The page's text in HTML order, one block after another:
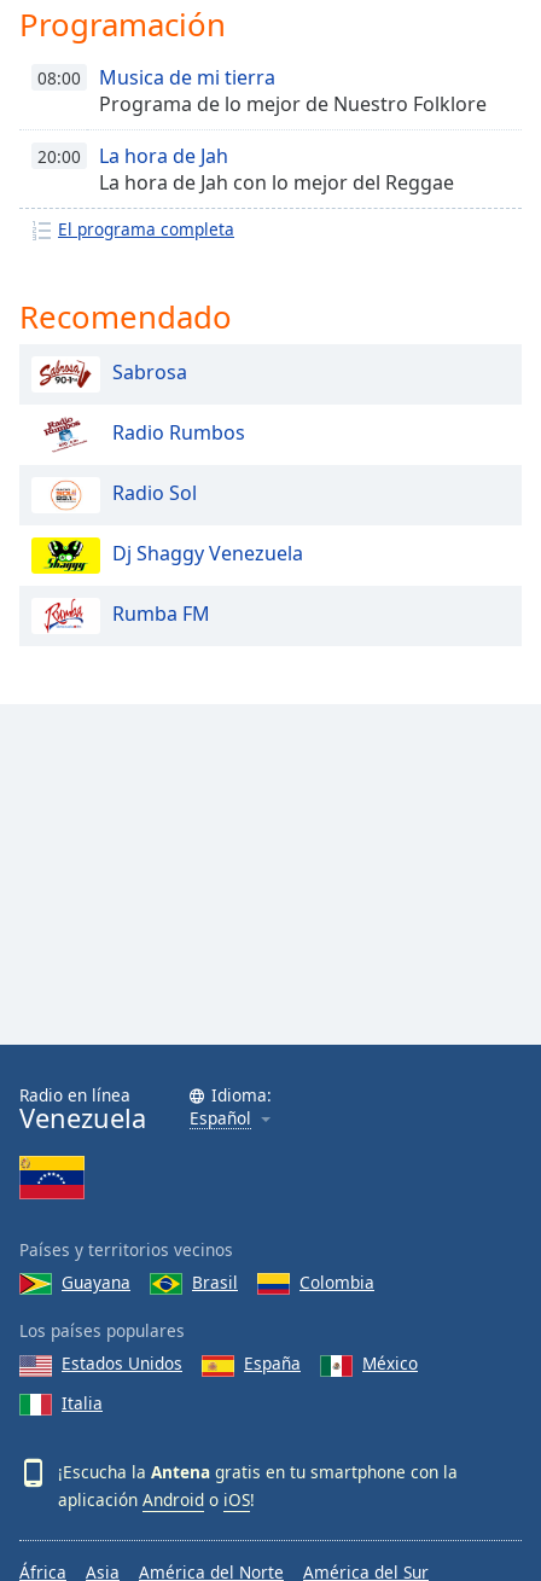
Reset
Close
Modal
dialog
Programación
08:00
Musica de mi tierra
Programa de lo mejor de Nuestro Folklore
20:00
La hora de Jah
La hora de Jah con lo mejor del Reggae
El programa completa
Recomendado
Sabrosa
Radio Rumbos
Radio Sol
Dj Shaggy Venezuela
Rumba FM
Radio en línea
Venezuela
Idioma:
Español
Países y territorios vecinos
Guayana
Brasil Colombia
Los países populares
Estados Unidos
España
México
Italia
¡Escucha la Antena gratis en tu smartphone con la
aplicación Android o iOS!
África Asia América del Norte América del Sur